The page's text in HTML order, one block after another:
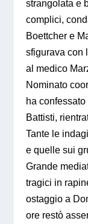
strangolata e
complici,
Boettcher e
sfigurava con
al medico
Nominato
ha
Battisti,
Tante le
e quelle sui
Grande
tragici in
ostaggio a
ore restò